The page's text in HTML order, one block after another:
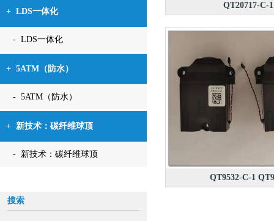
+ LDS一体化
- LDS一体化
+ 5ATM（防水）
- 5ATM（防水）
+ 新技术：碳纤维球顶
- 新技术：碳纤维球顶
搜索
QT20717-C-1
QT9532-C-1